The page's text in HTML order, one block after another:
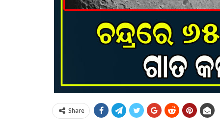
Share